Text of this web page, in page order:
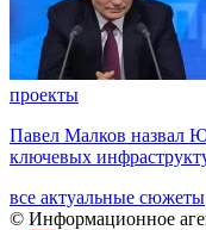
проекты
Павел Малков назвал
ключевых
все актуальные сюжеты
© Информационное